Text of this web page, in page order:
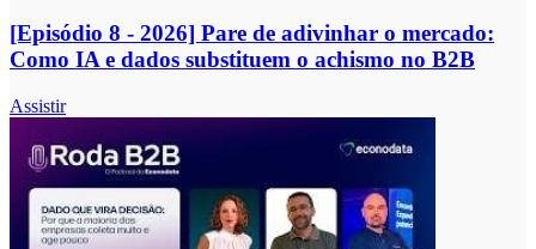
[Episódio 8 - 2026] Pare de adivinhar o mercado:
Como IA e dados substituem o achismo no B2B
Assistir